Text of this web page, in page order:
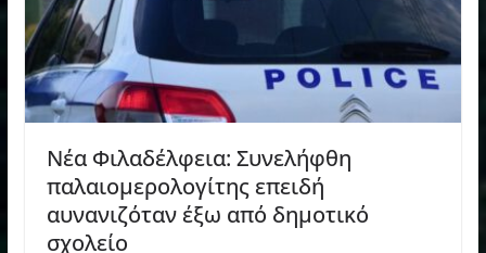
Νέα Φιλαδέλφεια: Συνελήφθη
παλαιομερολογίτης επειδή
αυνανιζόταν έξω από δημοτικό
σχολείο